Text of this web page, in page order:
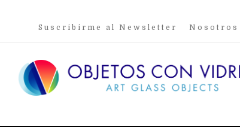
Suscribirme al Newsletter Nosotros